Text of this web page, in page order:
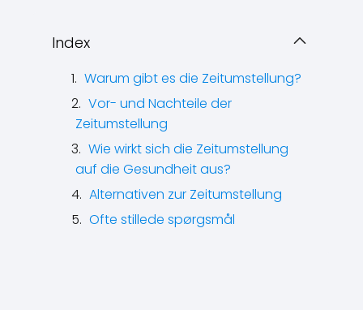
Index
Warum gibt es die Zeitumstellung?
Vor- und Nachteile der
Zeitumstellung
Wie wirkt sich die Zeitumstellung
auf die Gesundheit aus?
Alternativen zur Zeitumstellung
Ofte stillede spørgsmål